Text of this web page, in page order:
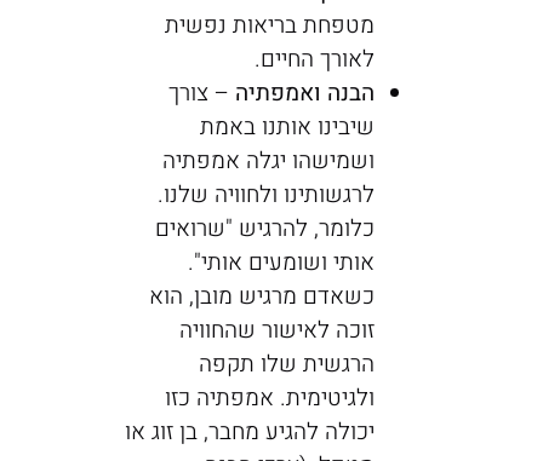
מטפחת בריאות נפשית
לאורך החיים.
הבנה ואמפתיה– צורך
שיבינו אותנו באמת
ושמישהו יגלה אמפתיה
לרגשותינו ולחוויה שלנו.
כלומר, להרגיש "שרואים
אותי ושומעים אותי".
כשאדם מרגיש מובן, הוא
זוכה לאישור שהחוויה
הרגשית שלו תקפה
ולגיטימית. אמפתיה כזו
יכולה להגיע מחבר, בן זוג או